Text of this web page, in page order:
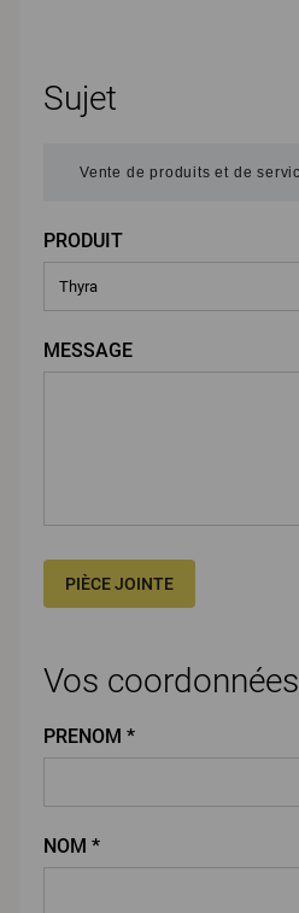
Sujet
PRODUIT
MESSAGE
PIÈCE JOINTE
Vos coordonnées
PRENOM *
NOM *